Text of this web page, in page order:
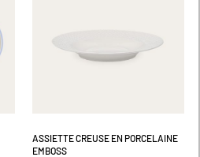
ASSIETTE CREUSE EN PORCELAINE
EMBOSS